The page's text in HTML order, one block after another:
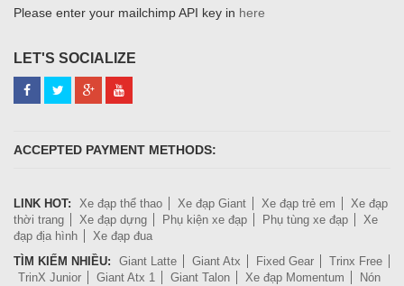
Please enter your mailchimp API key in here
LET'S SOCIALIZE
ACCEPTED PAYMENT METHODS:
LINK HOT: Xe đạp thể thao Xe đạp Giant Xe đạp trẻ em
Xe đạp
thời trang
Xe đạp dựng Phụ kiện xe đạp Phụ tùng xe đạp
Xe
đạp địa hình
Xe đạp đua
TÌM KIẾM NHIỀU:
Giant Latte Giant Atx Fixed Gear
Trinx Free
TrinX Junior
Giant Atx 1 Giant Talon Xe đạp Momentum
Nón